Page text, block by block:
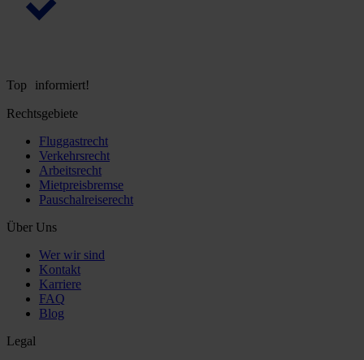
Top informiert!
Rechtsgebiete
Fluggastrecht
Verkehrsrecht
Arbeitsrecht
Mietpreisbremse
Pauschalreiserecht
Über Uns
Wer wir sind
Kontakt
Karriere
FAQ
Blog
Legal